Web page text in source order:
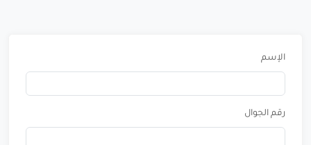
الإسم
رقم الجوال